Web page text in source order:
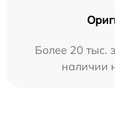
Более 20 тыс.
наличии